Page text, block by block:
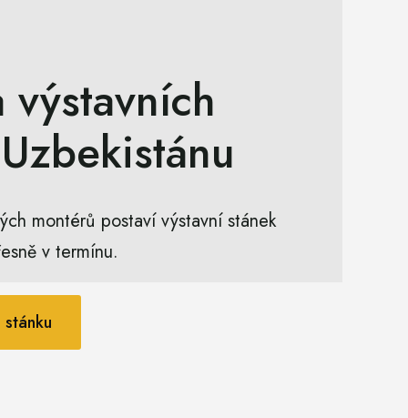
výstavních
montérů postaví výstavní stánek
v termínu.